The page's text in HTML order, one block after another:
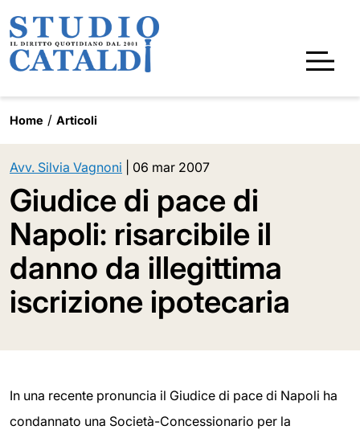
Home Articoli
Avv. Silvia Vagnoni 06 mar 2007
Giudice di pace di
Napoli: risarcibile il
danno da illegittima
iscrizione ipotecaria
In una recente pronuncia il Giudice di pace di Napoli ha
condannato una Società-Concessionario per la